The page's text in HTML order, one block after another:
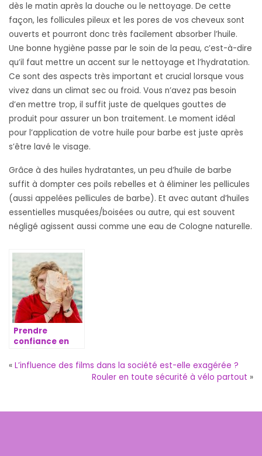
dès le matin après la douche ou le nettoyage. De cette
façon, les follicules pileux et les pores de vos cheveux sont
ouverts et pourront donc très facilement absorber l’huile.
Une bonne hygiène passe par le soin de la peau, c’est-à-dire
qu’il faut mettre un accent sur le nettoyage et l’hydratation.
Ce sont des aspects très important et crucial lorsque vous
vivez dans un climat sec ou froid. Vous n’avez pas besoin
d’en mettre trop, il suffit juste de quelques gouttes de
produit pour assurer un bon traitement. Le moment idéal
pour l’application de votre huile pour barbe est juste après
s’être lavé le visage.
Grâce à des huiles hydratantes, un peu d’huile de barbe
suffit à dompter ces poils rebelles et à éliminer les pellicules
(aussi appelées pellicules de barbe). Et avec autant d’huiles
essentielles musquées/boisées ou autre, qui est souvent
négligé agissent aussi comme une eau de Cologne naturelle.
Prendre
confiance en
astuces.
« L’influence des films dans la société est-elle exagérée ?
Rouler en toute sécurité à vélo partout »